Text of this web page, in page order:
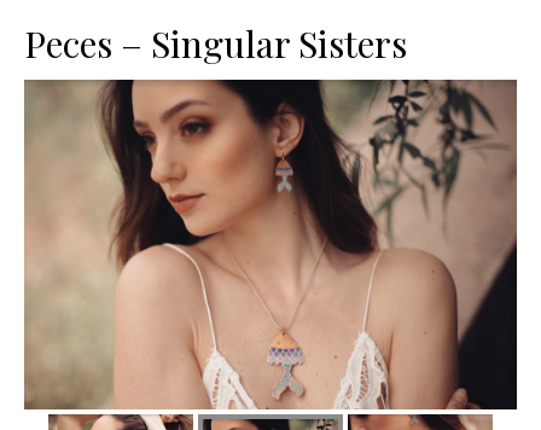
Peces – Singular Sisters